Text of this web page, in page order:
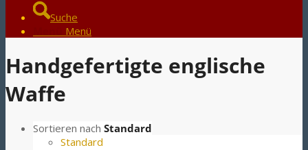
Suche
Menü
Handgefertigte englische
Waffe
Sortieren nach Standard
Standard